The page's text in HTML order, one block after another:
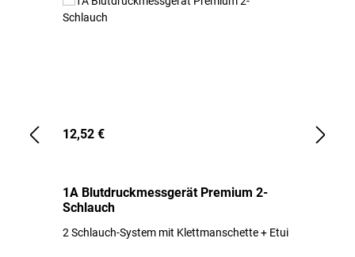
12,52 €
1A Blutdruckmessgerät Premium 2-
Schlauch
2 Schlauch-System mit Klettmanschette + Etui